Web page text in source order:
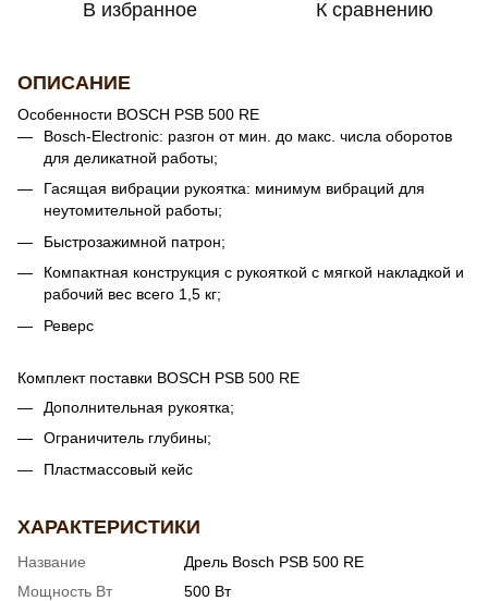
В избранное К сравнению
ОПИСАНИЕ
Особенности BOSCH PSB 500 RE
Bosch-Electronic: разгон от мин. до макс. числа оборотов
для деликатной работы;
Гасящая вибрации рукоятка: минимум вибраций для
неутомительной работы;
Быстрозажимной патрон;
Компактная конструкция с рукояткой с мягкой накладкой и
рабочий вес всего 1,5 кг;
Реверс
Комплект поставки BOSCH PSB 500 RE
Дополнительная рукоятка;
Ограничитель глубины;
Пластмассовый кейс
ХАРАКТЕРИСТИКИ
Название
Дрель Bosch PSB 500 RE
Мощность Вт
500 Вт